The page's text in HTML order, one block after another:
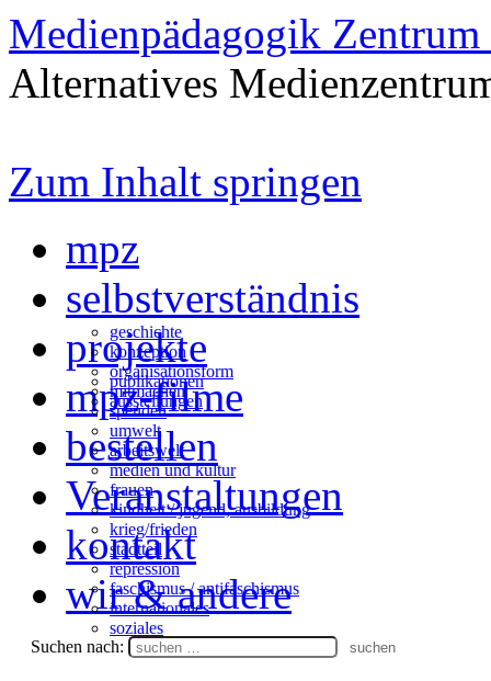
Medienpädagogik Zentrum
Alternatives
Zum Inhalt springen
mpz
selbstverständnis
geschichte
konzeption
organisationsform
mitmachen
spenden
projekte
publikationen
ausstellungen
mpz-filme
umwelt
arbeitswelt
medien und kultur
frauen
kindheit / jugend, ausbildung
krieg/frieden
stadtteil
repression
faschismus / antifaschismus
internationales
soziales
bestellen
Veranstaltungen
kontakt
wir & andere
Suchen nach: